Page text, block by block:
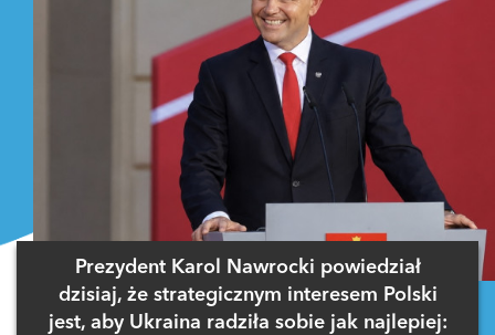
Prezydent Karol Nawrocki powiedział
dzisiaj, że strategicznym interesem Polski
jest, aby Ukraina radziła sobie jak najlepiej: